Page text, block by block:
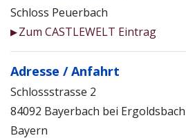
Schloss Peuerbach
▶ Zum CASTLEWELT Eintrag
Adresse / Anfahrt
Schlossstrasse 2
84092 Bayerbach bei Ergoldsbach
Bayern